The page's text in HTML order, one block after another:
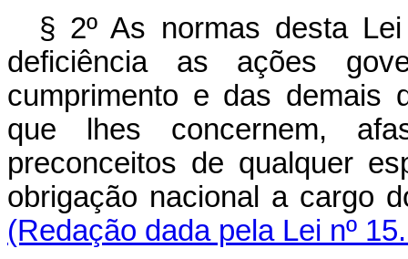
§ 2º As normas desta
deficiência as ações
cumprimento e das demais
que lhes concernem,
preconceitos de qualquer
obrigação nacional a
(Redação dada pela Lei nº